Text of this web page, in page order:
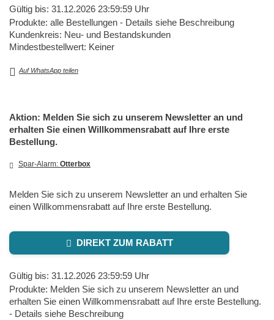
Gültig bis: 31.12.2026 23:59:59 Uhr
Produkte: alle Bestellungen - Details siehe Beschreibung
Kundenkreis: Neu- und Bestandskunden
Mindestbestellwert: Keiner
Auf WhatsApp teilen
Aktion: Melden Sie sich zu unserem Newsletter an und
erhalten Sie einen Willkommensrabatt auf Ihre erste
Bestellung.
Spar-Alarm: Otterbox
Melden Sie sich zu unserem Newsletter an und erhalten Sie
einen Willkommensrabatt auf Ihre erste Bestellung.
DIREKT ZUM RABATT
Gültig bis: 31.12.2026 23:59:59 Uhr
Produkte: Melden Sie sich zu unserem Newsletter an und
erhalten Sie einen Willkommensrabatt auf Ihre erste Bestellung.
- Details siehe Beschreibung